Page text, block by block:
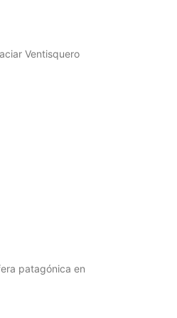
Ventisquero
patagónica en